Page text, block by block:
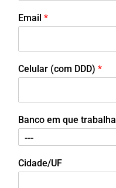
Email *
Celular (com DDD) *
Banco em que trabalha
Cidade/UF